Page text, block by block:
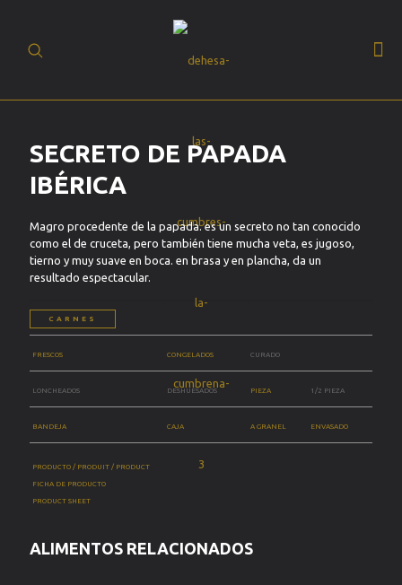
(+34) 93 630 19
SECRETO DE PAPADA
IBÉRICA
Magro procedente de la papada. es un secreto no tan conocido
como el de cruceta, pero también tiene mucha veta, es jugoso,
tierno y muy suave en boca. en brasa y en plancha, da un
resultado espectacular.
CARNES
FRESCOS CONGELADOS CURADO
LONCHEADOS DESHUESADOS PIEZA 1/2 PIEZA
BANDEJA CAJA A GRANEL ENVASADO
PRODUCTO / PRODUIT / PRODUCT
FICHA DE PRODUCTO
PRODUCT SHEET
ALIMENTOS RELACIONADOS